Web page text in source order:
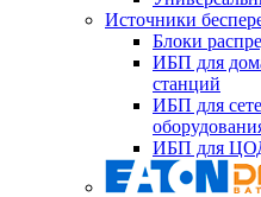
Источники
Блоки
ИБП для
станций
ИБП для
ИБП для ЦОД